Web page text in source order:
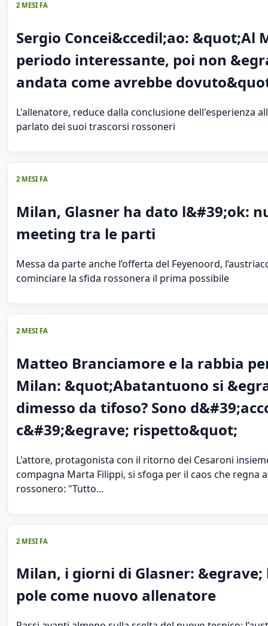
2 MESI FA
Sergio Concei&ccedil;ao: &quot;Al
periodo interessante, poi non
andata come avrebbe
L'allenatore, reduce dalla conclusione dell'esperienza
parlato dei suoi trascorsi rossoneri
2 MESI FA
Milan, Glasner ha dato l&#39;ok:
meeting tra le parti
Messa da parte anche l’offerta del Feyenoord,
cominciare la sfida rossonera il prima possibile
2 MESI FA
Matteo Branciamore e la rabbia
Milan: &quot;Abatantuono si
dimesso da tifoso? Sono
c&#39;&egrave; rispetto&quot;
L'attore, protagonista con il ritorno dei Cesaroni
compagna Marta Filippi, si sfoga per il caos che regna
rossonero: "Tutto…
2 MESI FA
Milan, i giorni di Glasner:
pole come nuovo allenatore